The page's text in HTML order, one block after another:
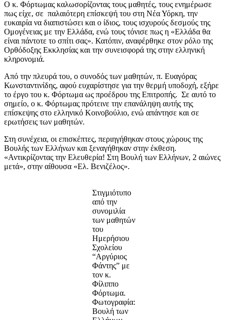
Ο κ. Φόρτωμας καλωσορίζοντας τους μαθητές, τους ενημέρωσε
πως είχε, σε παλαιότερη επίσκεψή του στη Νέα Υόρκη, την
ευκαιρία να διαπιστώσει και ο ίδιος, τους ισχυρούς δεσμούς της
Ομογένειας με την Ελλάδα, ενώ τους τόνισε πως η «Ελλάδα θα
είναι πάντοτε το σπίτι σας». Κατόπιν, αναφέρθηκε στον ρόλο της
Ορθόδοξης Εκκλησίας και την συνεισφορά της στην ελληνική
κληρονομιά.
Από την πλευρά του, ο συνοδός των μαθητών, π. Ευαγόρας
Κωνσταντινίδης, αφού ευχαρίστησε για την θερμή υποδοχή, εξήρε
το έργο του κ. Φόρτωμα ως προέδρου της Επιτροπής. Σε αυτό το
σημείο, ο κ. Φόρτωμας πρότεινε την επανάληψη αυτής της
επίσκεψης στο ελληνικό Κοινοβούλιο, ενώ απάντησε και σε
ερωτήσεις των μαθητών.
Στη συνέχεια, οι επισκέπτες, περιηγήθηκαν στους χώρους της
Βουλής των Ελλήνων και ξεναγήθηκαν στην έκθεση.
«Αντικρίζοντας την Ελευθερία! Στη Βουλή των Ελλήνων, 2 αιώνες
μετά», στην αίθουσα «Ελ. Βενιζέλος».
Στιγμιότυπο
από την
συνομιλία
των μαθητών
του
Ημερήσιου
Σχολείου
“Αργύριος
Φάντης” με
τον κ.
Φίλιππο
Φόρτωμα.
Φωτογραφία:
Βουλή των